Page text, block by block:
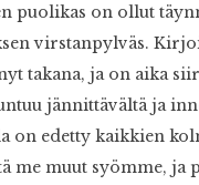
puolikas on ollut
virstanpylväs.
takana, ja on aika
jännittävältä ja
on edetty kaikkien
me muut syömme, ja